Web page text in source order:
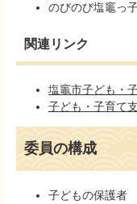
のびのび塩竈っ
関連リンク
塩竈市子ども・
子ども・子育て
委員の構成
子どもの保護者